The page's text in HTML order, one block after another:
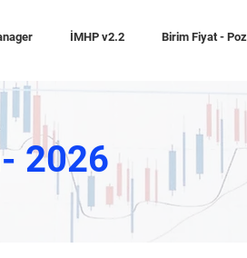
İMHP v2.2 Birim Fiyat - Poz
2026